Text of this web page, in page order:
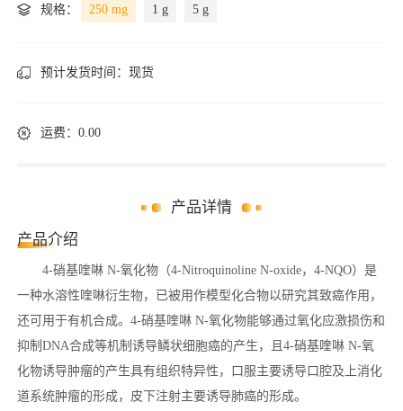
规格： 250 mg 1 g 5 g
预计发货时间： 现货
运费：0.00
产品详情
产品介绍
4-硝基喹啉 N-氧化物（4-Nitroquinoline N-oxide，4-NQO）是
一种水溶性喹啉衍生物，已被用作模型化合物以研究其致癌作用，
还可用于有机合成。4-硝基喹啉 N-氧化物能够通过氧化应激损伤和
抑制DNA合成等机制诱导鳞状细胞癌的产生，且4-硝基喹啉 N-氧
化物诱导肿瘤的产生具有组织特异性，口服主要诱导口腔及上消化
道系统肿瘤的形成，皮下注射主要诱导肺癌的形成。